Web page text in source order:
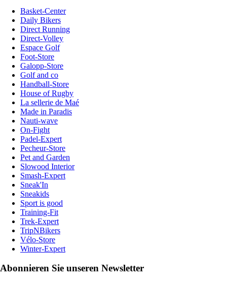
Basket-Center
Daily Bikers
Direct Running
Direct-Volley
Espace Golf
Foot-Store
Galopp-Store
Golf and co
Handball-Store
House of Rugby
La sellerie de Maé
Made in Paradis
Nauti-wave
On-Fight
Padel-Expert
Pecheur-Store
Pet and Garden
Slowood Interior
Smash-Expert
Sneak'In
Sneakids
Sport is good
Training-Fit
Trek-Expert
TripNBikers
Vélo-Store
Winter-Expert
Abonnieren Sie unseren Newsletter